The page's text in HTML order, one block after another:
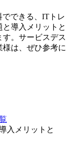
できる、ITトレ
導入メリットと
。 サービスデス
は、ぜひ参考に
入メリットと